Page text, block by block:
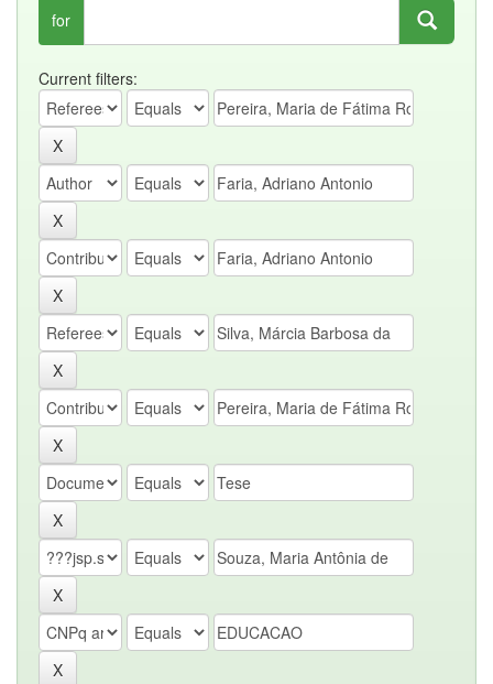
for
Current filters: